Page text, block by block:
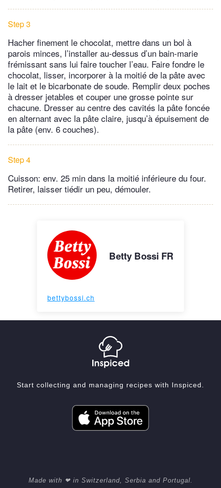
Step 3
Hacher finement le chocolat, mettre dans un bol à
parois minces, l’installer au-dessus d’un bain-marie
frémissant sans lui faire toucher l’eau. Faire fondre le
chocolat, lisser, incorporer à la moitié de la pâte avec
le lait et le bicarbonate de soude. Remplir deux poches
à dresser jetables et couper une grosse pointe sur
chacune. Dresser au centre des cavités la pâte foncée
en alternant avec la pâte claire, jusqu’à épuisement de
la pâte (env. 6 couches).
Step 4
Cuisson: env. 25 min dans la moitié inférieure du four.
Retirer, laisser tiédir un peu, démouler.
Betty Bossi FR
bettybossi.ch
Start collecting and managing recipes with Inspiced.
Made with ❤ in Switzerland, Serbia and Portugal.